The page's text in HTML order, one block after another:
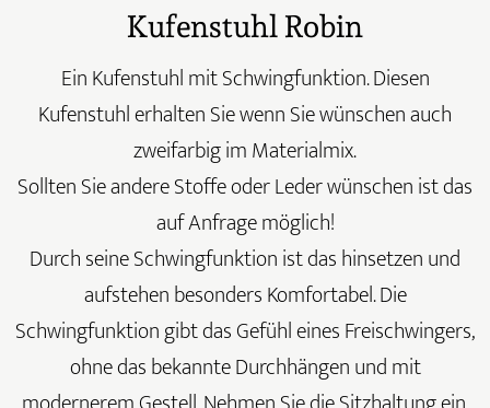
Kufenstuhl Robin
Ein Kufenstuhl mit Schwingfunktion. Diesen
Kufenstuhl erhalten Sie wenn Sie wünschen auch
zweifarbig im Materialmix.
Sollten Sie andere Stoffe oder Leder wünschen ist das
auf Anfrage möglich!
Durch seine Schwingfunktion ist das hinsetzen und
aufstehen besonders Komfortabel. Die
Schwingfunktion gibt das Gefühl eines Freischwingers,
ohne das bekannte Durchhängen und mit